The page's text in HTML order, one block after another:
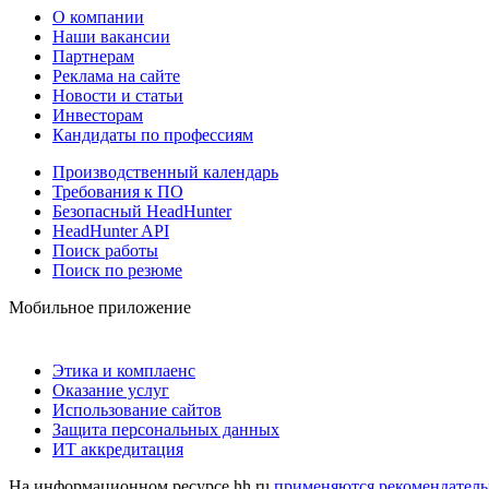
О компании
Наши вакансии
Партнерам
Реклама на сайте
Новости и статьи
Инвесторам
Кандидаты по профессиям
Производственный календарь
Требования к ПО
Безопасный HeadHunter
HeadHunter API
Поиск работы
Поиск по резюме
Мобильное приложение
Этика и комплаенс
Оказание услуг
Использование сайтов
Защита персональных данных
ИТ аккредитация